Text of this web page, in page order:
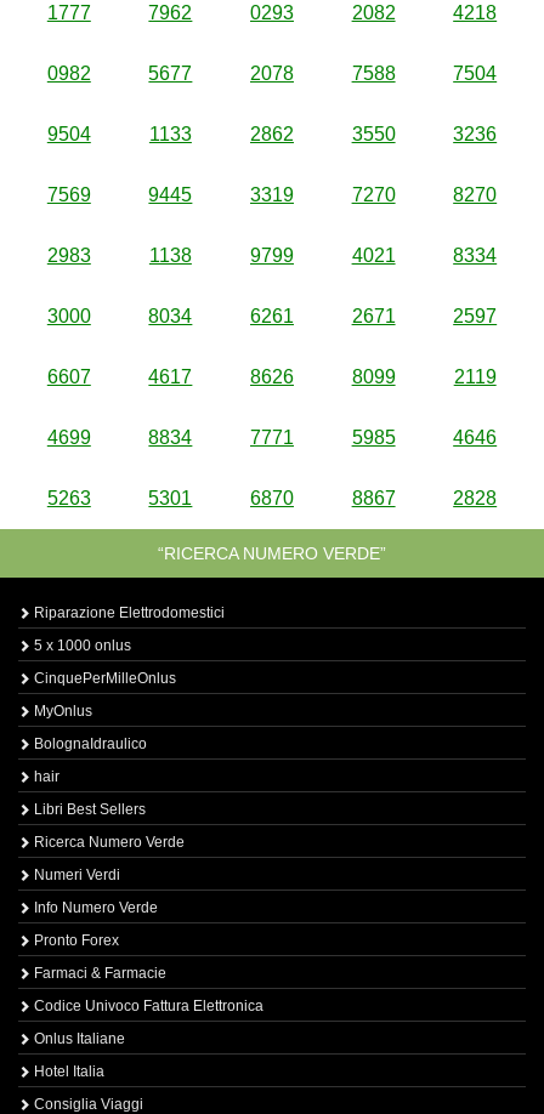
1777 7962 0293 2082 4218
0982 5677 2078 7588 7504
9504 1133 2862 3550 3236
7569 9445 3319 7270 8270
2983 1138 9799 4021 8334
3000 8034 6261 2671 2597
6607 4617 8626 8099 2119
4699 8834 7771 5985 4646
5263 5301 6870 8867 2828
“RICERCA NUMERO VERDE”
Riparazione Elettrodomestici
5 x 1000 onlus
CinquePerMilleOnlus
MyOnlus
BolognaIdraulico
hair
Libri Best Sellers
Ricerca Numero Verde
Numeri Verdi
Info Numero Verde
Pronto Forex
Farmaci & Farmacie
Codice Univoco Fattura Elettronica
Onlus Italiane
Hotel Italia
Consiglia Viaggi